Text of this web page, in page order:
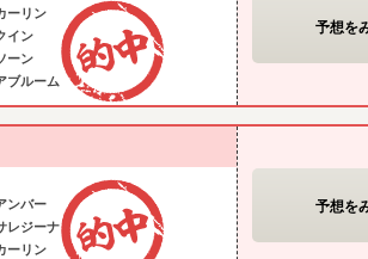
ーリン
イン
ーン
ブルーム
予想を
ンバー
レジーナ
ーリン
予想を